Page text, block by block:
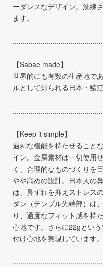
ーダレスなデザイン。洗練
ます。
【Sabae made】
世界的にも有数の生産地で
ルとして知られる日本・鯖
【Keep it simple】
過剰な機能を持たせること
イン。金属素材は一切使用
く、合理的なものづくりを
やや高めの設計。日本人の
は、鼻ずれを抑えストレス
ダン（テンプル先端部）は
り、適度なフィット感を持
心地です。さらに22gとい
付け心地を実現しています。